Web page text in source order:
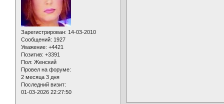
Зарегистрирован: 14-03-2010
Сообщений: 1927
Уважение: +4421
Позитив: +3391
Пол: Женский
Провел на форуме:
2 месяца 3 дня
Последний визит:
01-03-2026 22:27:50